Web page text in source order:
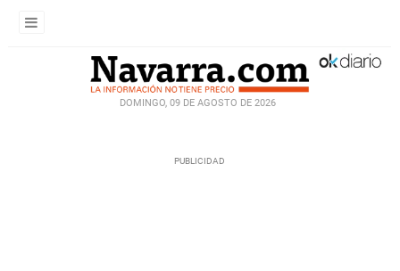
DOMINGO, 09 DE AGOSTO DE 2026